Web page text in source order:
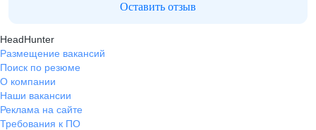
Оставить отзыв
HeadHunter
Размещение вакансий
Поиск по резюме
О компании
Наши вакансии
Реклама на сайте
Требования к ПО